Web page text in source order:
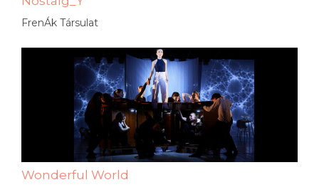
FrenÁk Társulat
Wonderful World